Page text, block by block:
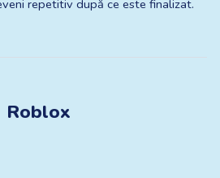
repetitiv după ce este finalizat.
Roblox